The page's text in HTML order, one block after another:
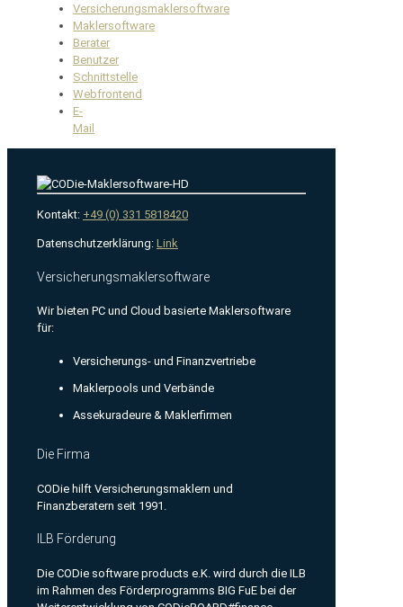
Versicherungsmaklersoftware
Maklersoftware
Berater
Benutzer
Schnittstelle
Webfrontend
E-
Mail
Kontakt: +49 (0) 331 5818420
Datenschutzerklärung: Link
Versicherungsmaklersoftware
Wir bieten PC und Cloud basierte Maklersoftware
für:
Versicherungs- und Finanzvertriebe
Maklerpools und Verbände
Assekuradeure & Maklerfirmen
Die Firma
CODie hilft Versicherungsmaklern und
Finanzberatern seit 1991.
ILB Förderung
Die CODie software products e.K. wird durch die ILB
im Rahmen des Förderprogramms BIG FuE bei der